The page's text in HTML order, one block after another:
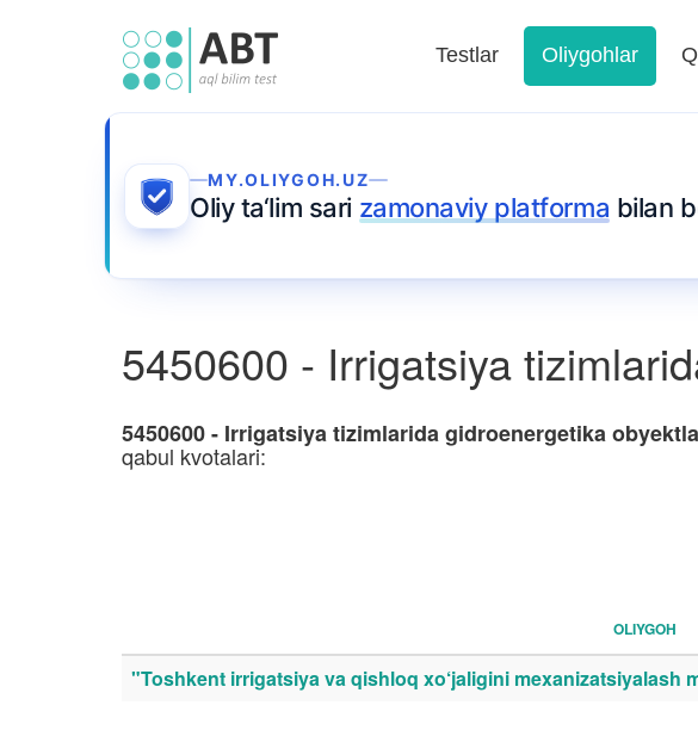
Testlar Oliygohlar
MY.OLIYGOH.UZ
Oliy ta‘lim sari zamonaviy platforma bilan
5450600 - Irrigatsiya
5450600 - Irrigatsiya tizimlarida gidroenergetika
qabul kvotalari:
OLIYGOH
"Toshkent irrigatsiya va qishloq xo‘jaligini